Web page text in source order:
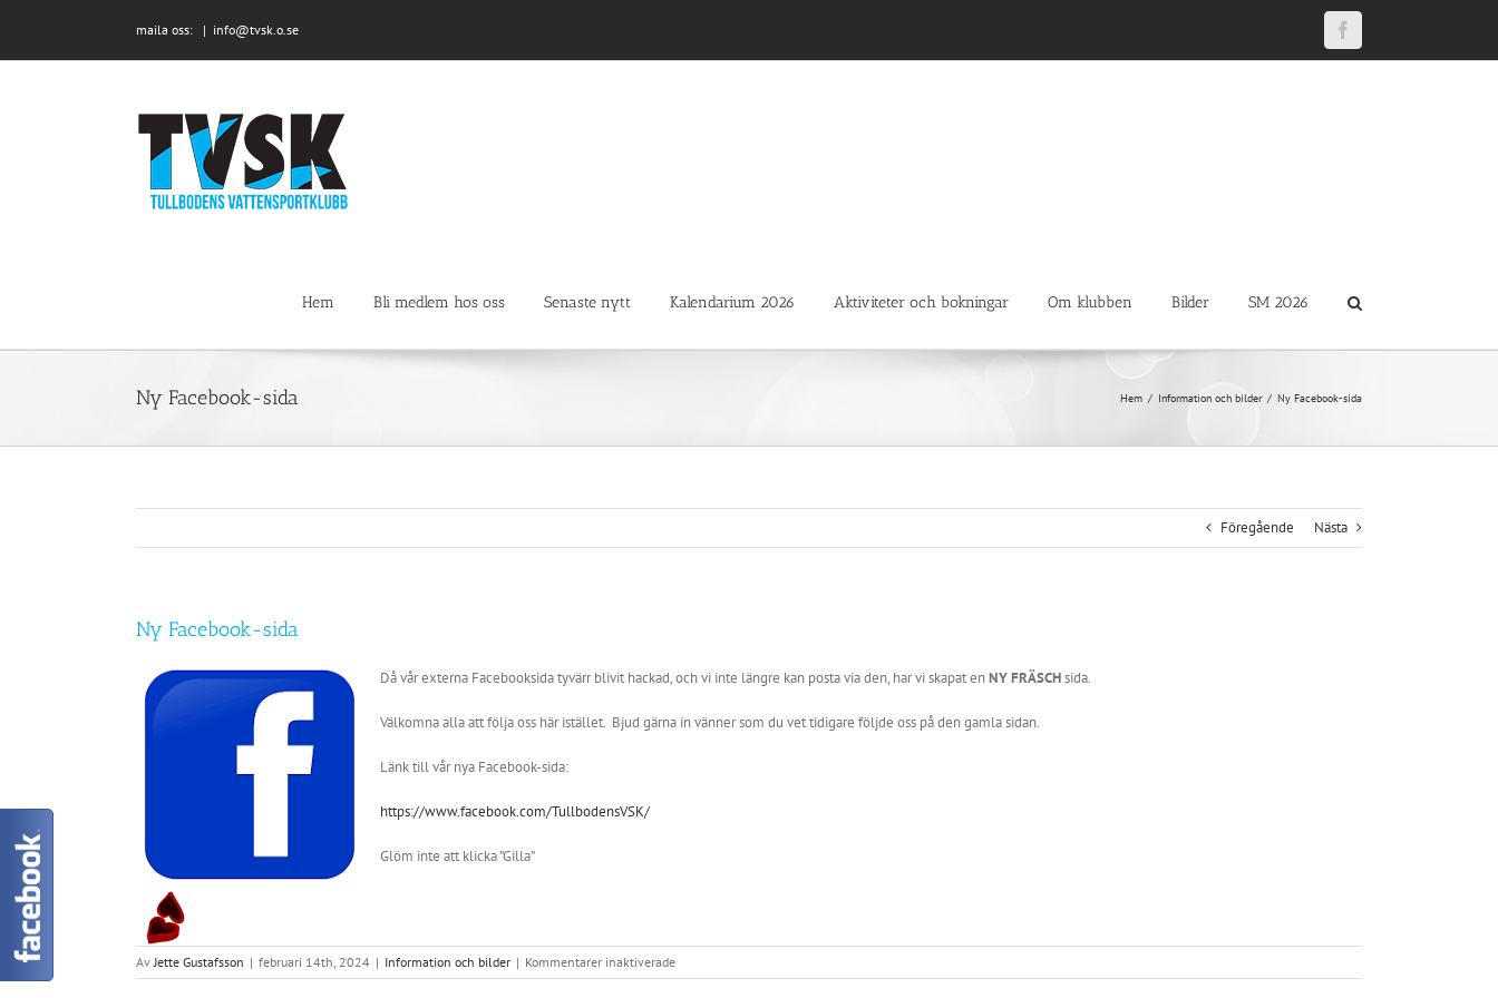
maila oss: | info@tvsk.o.se Facebook
Hem Bli medlem hos oss Senaste nytt Kalendarium 2026 Aktiviteter och bokningar Om klubben Bilder SM 2026
Ny Facebook-sida Hem Information och bilder Ny Facebook-sida
Föregående Nästa
Ny Facebook-sida
Då vår externa Facebooksida tyvärr blivit hackad, och vi inte längre kan posta via den, har vi skapat enNY FRÄSCHsida.
Välkomna alla att följa oss här istället. Bjud gärna in vänner som du vet tidigare följde oss på den gamla sidan.
Länk till vår nya Facebook-sida:
https://www.facebook.com/TullbodensVSK/
Glöm inte att klicka ”Gilla”
Av Jette Gustafsson | februari 14th, 2024 | Information och bilder | Kommentarer inaktiveradeför
Ny